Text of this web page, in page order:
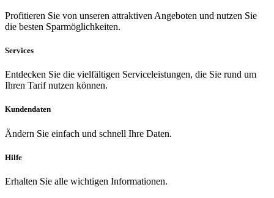
Profitieren Sie von unseren attraktiven Angeboten und nutzen Sie
die besten Sparmöglichkeiten.
Services
Entdecken Sie die vielfältigen Serviceleistungen, die Sie rund um
Ihren Tarif nutzen können.
Kundendaten
Ändern Sie einfach und schnell Ihre Daten.
Hilfe
Erhalten Sie alle wichtigen Informationen.